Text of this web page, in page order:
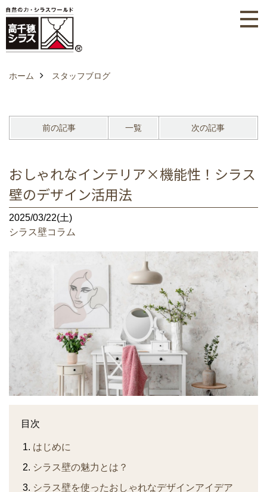
ホーム スタッフブログ
前の記事 一覧 次の記事
おしゃれなインテリア×機能性！シラス
壁のデザイン活用法
2025/03/22(土)
シラス壁コラム
目次
はじめに
シラス壁の魅力とは？
シラス壁を使ったおしゃれなデザインアイデア